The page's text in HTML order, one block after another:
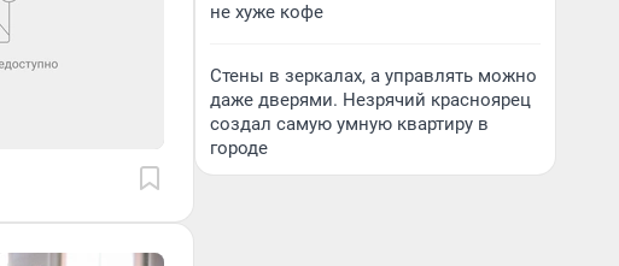
не хуже кофе
Стены в зеркалах, а управлять можно
даже дверями. Незрячий красноярец
создал самую умную квартиру в
городе